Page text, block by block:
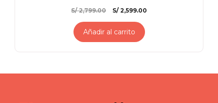
S/2,799.00
El
original
S/ 2,599.00
Añadir al carrito